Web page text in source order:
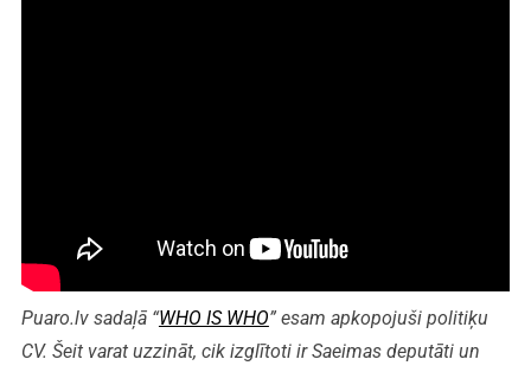
Puaro.lv sadaļā “WHO IS WHO” esam apkopojuši politiķu
CV. Šeit varat uzzināt, cik izglītoti ir Saeimas deputāti un